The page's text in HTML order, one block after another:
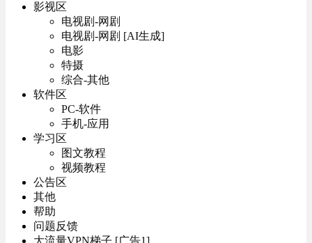
影视区
电视剧-网剧
电视剧-网剧 [AI生成]
电影
特摄
综合-其他
软件区
PC-软件
手机-应用
学习区
图文教程
视频教程
公告区
其他
帮助
问题反馈
大流量VPN梯子 [广告1]